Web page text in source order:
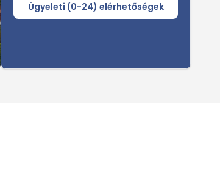
Ügyeleti (0-24) elérhetőségek